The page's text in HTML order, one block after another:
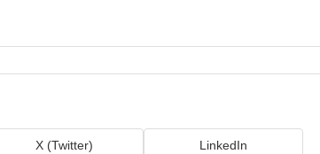
X (Twitter) LinkedIn